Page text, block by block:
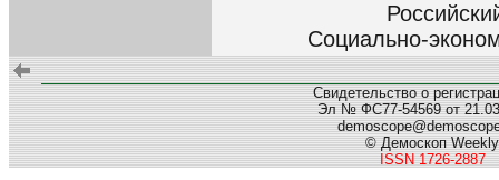
Социально-
Свидетельство о
Эл № ФС77-54569 от
© Демоскоп Weekly
ISSN 1726-2887